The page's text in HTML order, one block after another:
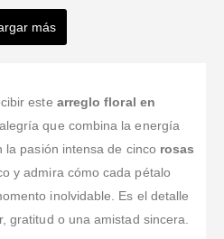
en
personalizada
florales
divinos. Lo
recomiendo
totalmente.
en5de 5
me
con
más
este arreglo floral en
que combina la energía
la pasión intensa de cinco rosas
y admira cómo cada pétalo
inolvidable. Es el detalle
gratitud o una amistad sincera.